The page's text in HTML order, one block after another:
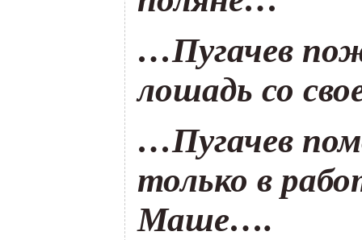
…Пугачев
лошадь со
…Пугачев
только в
Маше….